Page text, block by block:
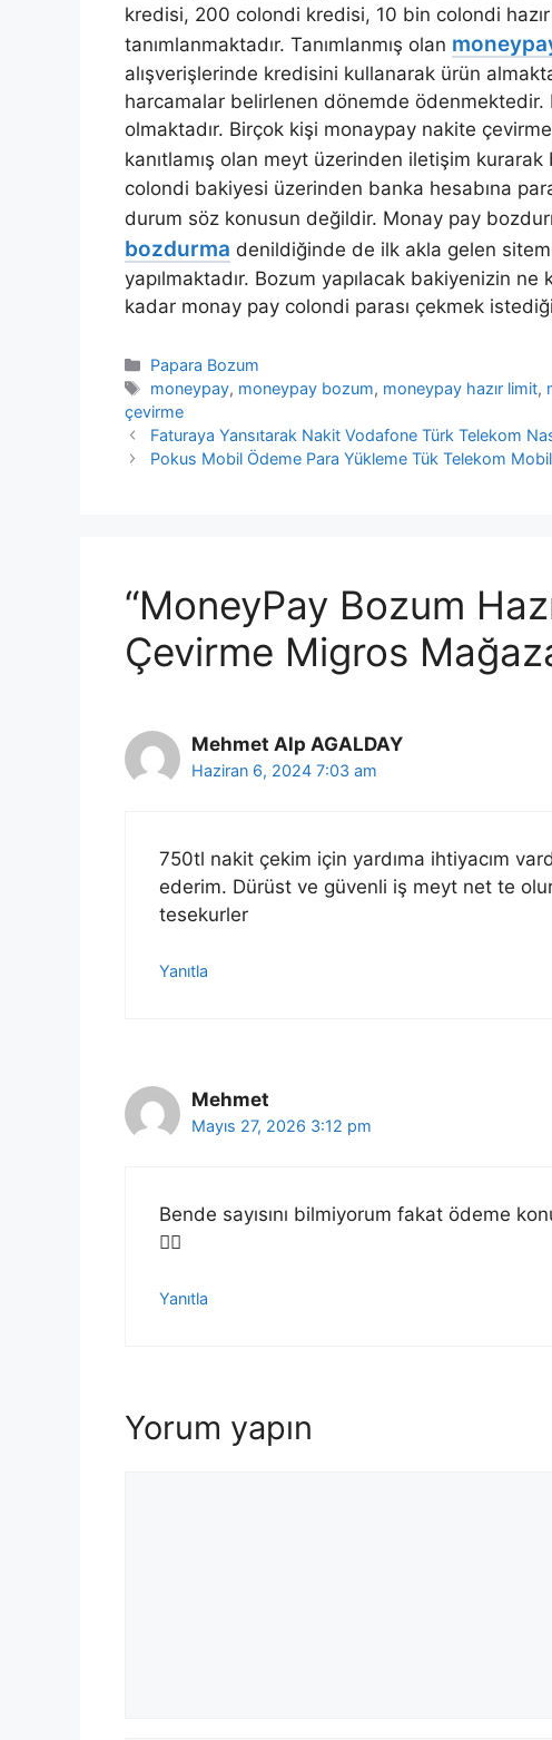
kredisi, 200 colondi kredisi, 10 bin colondi
tanımlanmaktadır. Tanımlanmış olan
alışverişlerinde kredisini kullanarak ürün almakta
harcamalar belirlenen dönemde
olmaktadır. Birçok kişi monaypay nakite
kanıtlamış olan meyt üzerinden iletişim
colondi bakiyesi üzerinden banka hesabına
durum söz konusun değildir. Monay pay
bozdurma denildiğinde de ilk akla gelen
yapılmaktadır. Bozum yapılacak bakiyenizin
kadar monay pay colondi parası çekmek
Kategoriler
Papara Bozum
Etiketler
moneypay, moneypay bozum, moneypay hazır limit,
çevirme
Faturaya Yansıtarak Nakit Vodafone Türk Telekom
Pokus Mobil Ödeme Para Yükleme Tük Telekom
“MoneyPay Bozum
Çevirme Migros
Mehmet Alp AGALDAY
Haziran 6, 2024 7:03 am
750tl nakit çekim için yardıma ihtiyacım
ederim. Dürüst ve güvenli iş meyt net te
tesekurler
Yanıtla
Mehmet
Mayıs 27, 2026 3:12 pm
Bende sayısını bilmiyorum fakat ödeme
👍🏻
Yanıtla
Yorum yapın